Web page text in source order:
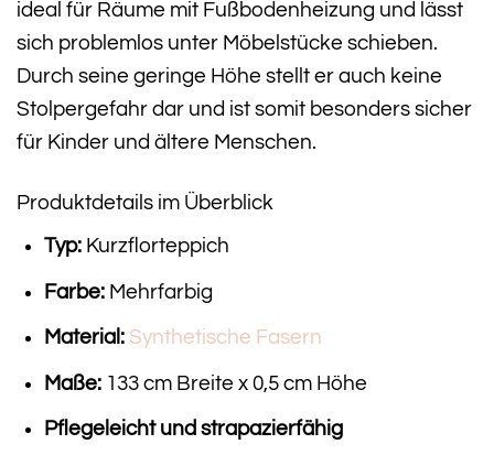
ideal für Räume mit Fußbodenheizung und lässt
sich problemlos unter Möbelstücke schieben.
Durch seine geringe Höhe stellt er auch keine
Stolpergefahr dar und ist somit besonders sicher
für Kinder und ältere Menschen.
Produktdetails im Überblick
Typ:Kurzflorteppich
Farbe:Mehrfarbig
Material: Synthetische Fasern
Maße:133 cm Breite x 0,5 cm Höhe
Pflegeleicht und strapazierfähig